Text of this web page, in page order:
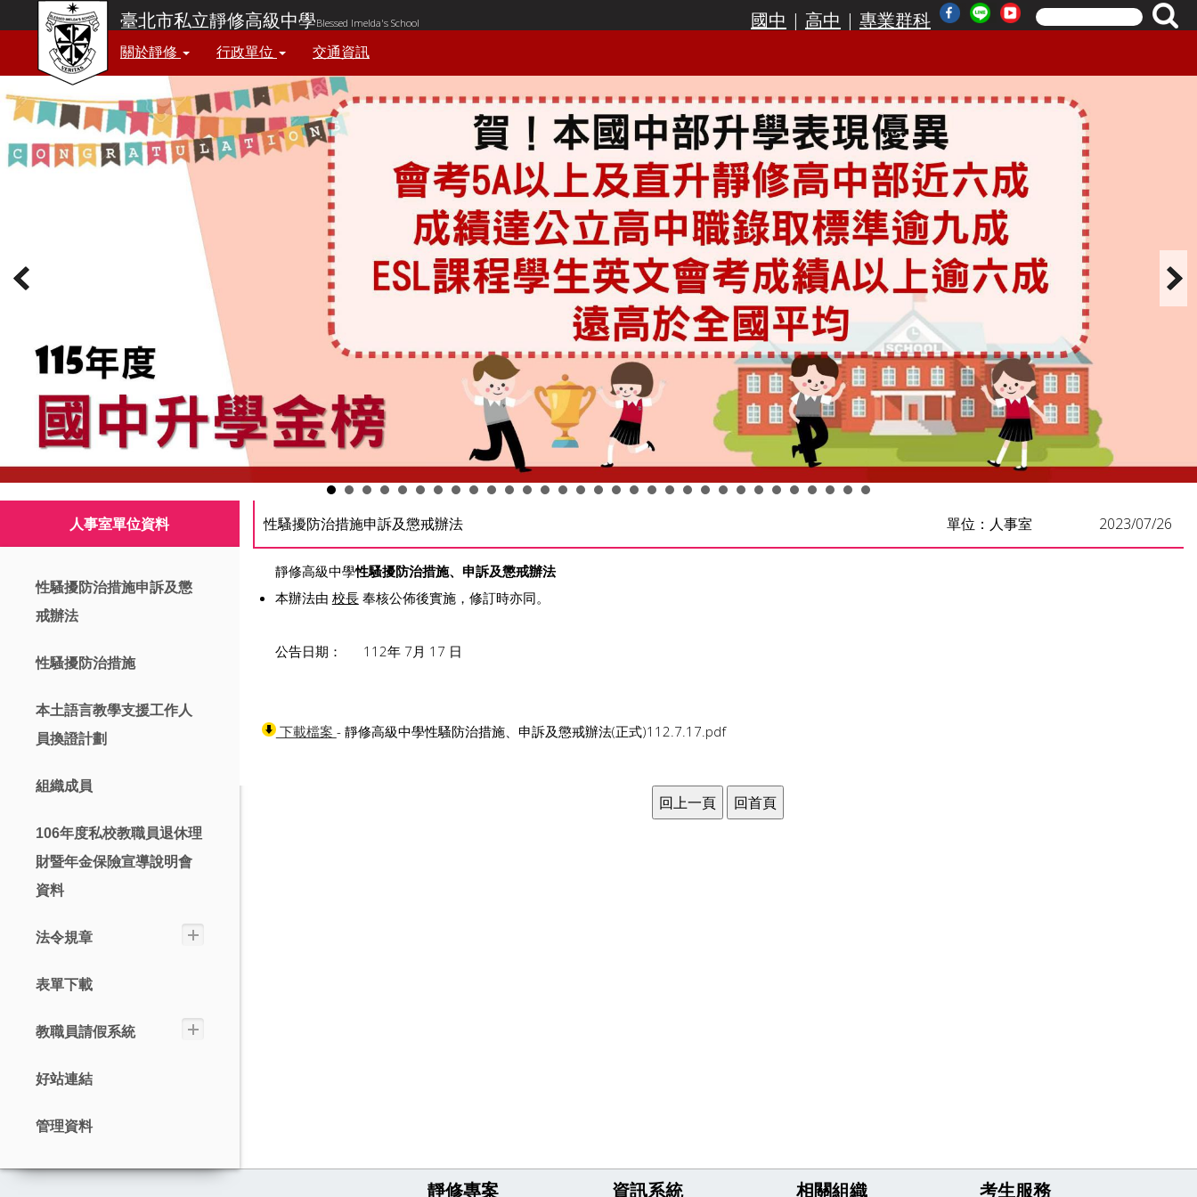
臺北市私立靜修高級中學Blessed Imelda's School 國中 | 高中 | 專業群科
關於靜修 行政單位 交通資訊
人事室單位資料
性騷擾防治措施申訴及懲
戒辦法
性騷擾防治措施
本土語言教學支援工作人
員換證計劃
組織成員
106年度私校教職員退休理
財暨年金保險宣導說明會
資料
法令規章
表單下載
教職員請假系統
好站連結
管理資料
性騷擾防治措施申訴及懲戒辦法 單位：人事室 2023/07/26
­­靜修高級中學性騷擾防治措施、申訴及懲戒辦法
本辦法由 校長奉核公佈後實施，修訂時亦同。
公告日期： 112年 7月 17 日
下載檔案 - 靜修高級中學性騷防治措施、申訴及懲戒辦法(正式)112.7.17.pdf
靜修專案 資訊系統 相關組織 考生服務